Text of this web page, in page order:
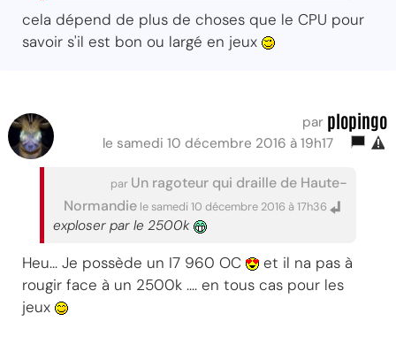
cela dépend de plus de choses que le CPU pour
savoir s'il est bon ou largé en jeux
par plopingo
le samedi 10 décembre 2016 à 19h17
par Un ragoteur qui draille de Haute-
Normandie le samedi 10 décembre 2016 à 17h36
exploser par le 2500k
Heu... Je possède un I7 960 OC
et il na pas à
rougir face à un 2500k .... en tous cas pour les
jeux